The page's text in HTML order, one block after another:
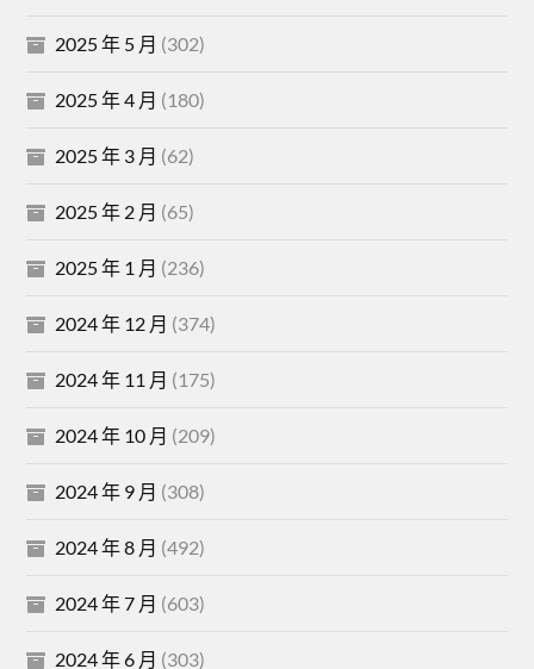
2025 年 5 月 (302)
2025 年 4 月 (180)
2025 年 3 月 (62)
2025 年 2 月 (65)
2025 年 1 月 (236)
2024 年 12 月 (374)
2024 年 11 月 (175)
2024 年 10 月 (209)
2024 年 9 月 (308)
2024 年 8 月 (492)
2024 年 7 月 (603)
2024 年 6 月 (303)